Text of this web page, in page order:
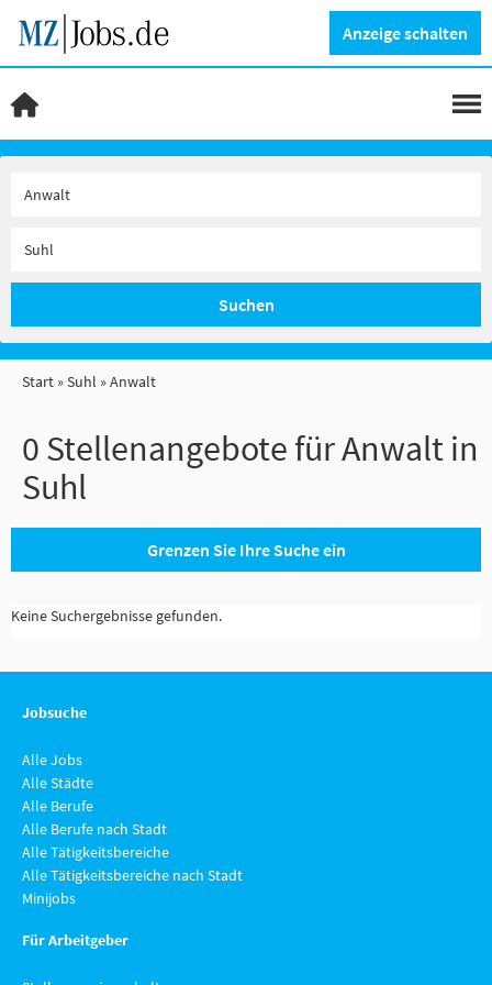
Anzeige schalten
Suchen
Start Suhl Anwalt
0 Stellenangebote für Anwalt in
Suhl
Grenzen Sie Ihre Suche ein
Keine Suchergebnisse gefunden.
Jobsuche
Alle Jobs
Alle Städte
Alle Berufe
Alle Berufe nach Stadt
Alle Tätigkeitsbereiche
Alle Tätigkeitsbereiche nach Stadt
Minijobs
Für Arbeitgeber